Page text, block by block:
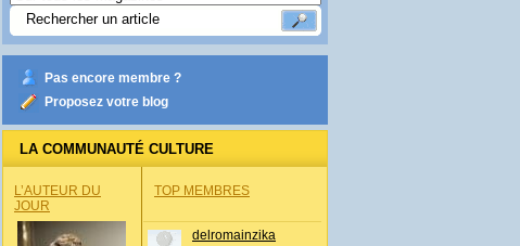
Pas encore membre ?
Proposez votre blog
LA COMMUNAUTÉ CULTURE
L’AUTEUR DU
JOUR
TOP MEMBRES
delromainzika